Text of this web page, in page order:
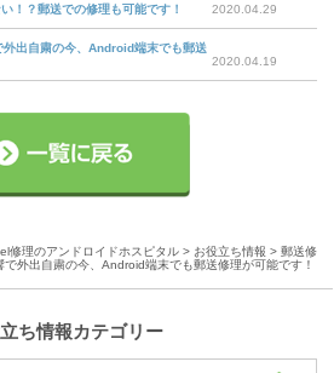
！？郵送での修理も可能です！ 2020.04.29
外出自粛の今、Android端末でも郵送
2020.04.19
修理のアンドロイドホスピタル > お役立ち情報 > 郵送修
外出自粛の今、Android端末でも郵送修理が可能です！
ち情報カテゴリー